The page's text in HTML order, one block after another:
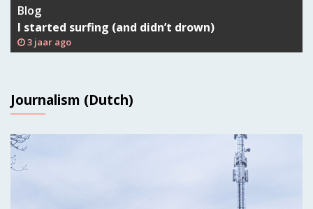
Blog
I started surfing (and didn’t drown)
3 jaar ago
Journalism (Dutch)